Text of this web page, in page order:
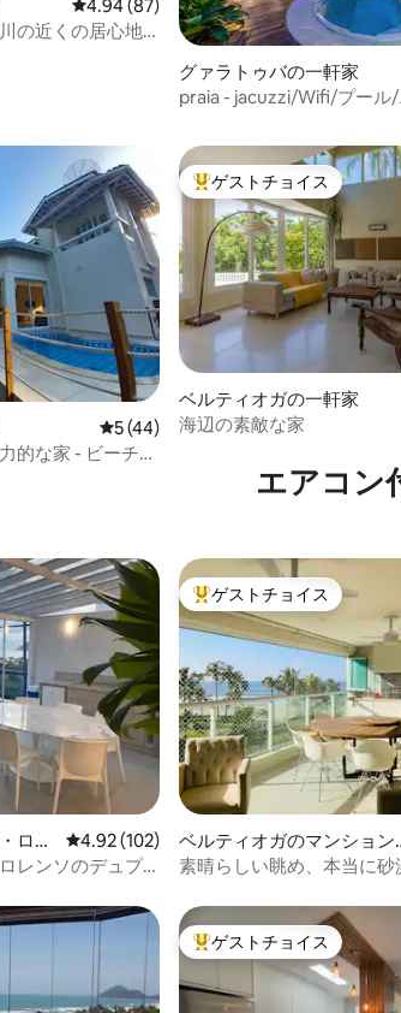
レビュー87件、5つ星中4.94つ星の平均
4.94 (87)
の近くの居心地
グァラトゥバの一軒家
praia - jacuzzi/Wifi/プール/
レビュー44件、5つ星中5つ星の平均
5 (44)
的な家 - ビーチか
大好評のゲストチョイスで
ゲストチョイス
ベルティオガの一軒家
海辺の素敵な家
エアコン
ロウ
パー
レビュー102件、5つ星中4.92つ星の平均
4.92 (102)
レンソのデュプ
大好評のゲストチョイスで
ゲストチョイス
ベルティオガのマンション
アパート
素晴らしい眺め、本当に砂
です。 大好評のゲストチョイスで
ゲストチョイス